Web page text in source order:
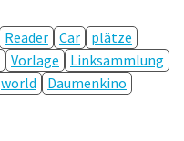
Reader Car
plätze
Vorlage
Linksammlung
world
Daumenkino